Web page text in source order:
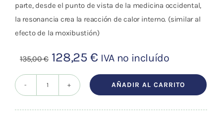
parte, desde el punto de vista de la medicina occidental,
la resonancia crea la reacción de calor interno. (similar al
efecto de la moxibustión)
135,00€ El
precio
original
128,25€El
precio
actual
IVA no incluído
AÑADIR AL CARRITO